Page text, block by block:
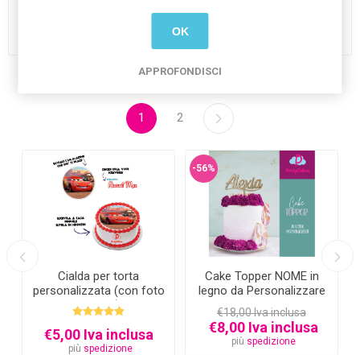
1 2
Cialda per torta
personalizzata (con foto
e testo)
€5,00 Iva inclusa
più spedizione
-56%
Cake Topper NOME in
legno da Personalizzare
€18,00 Iva inclusa
€8,00 Iva inclusa
più spedizione
OK
APPROFONDISCI